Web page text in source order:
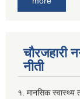
चौरजहारी
नीती
१. मानसिक स्वास्थ्य